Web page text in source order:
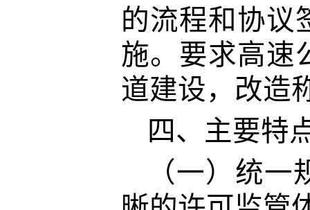
的流程和协议
施。要求高速
道建设，改造
四、主要特
（一）统一